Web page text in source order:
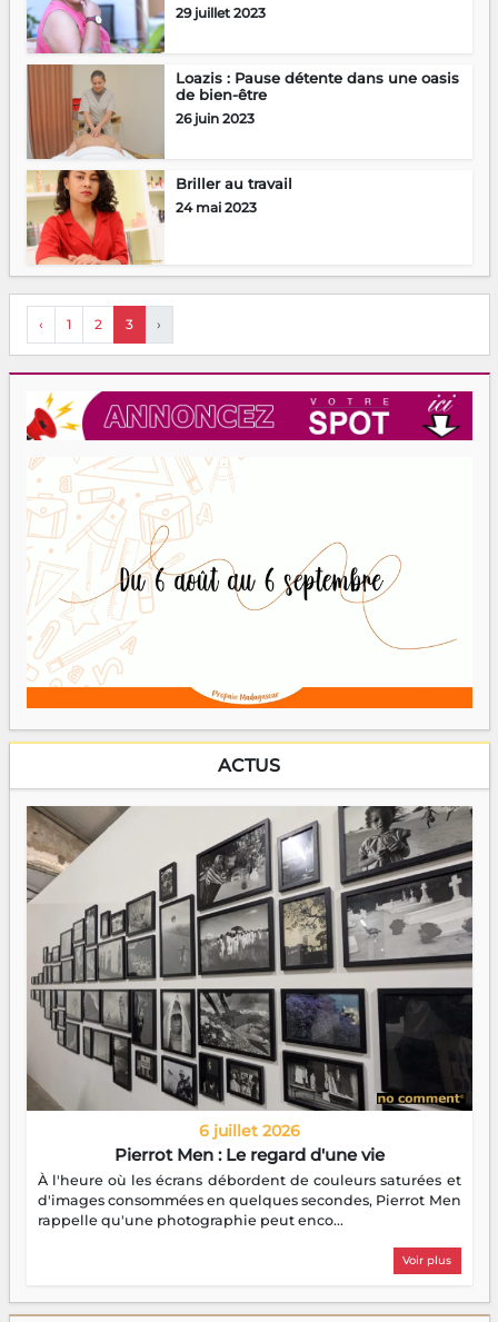
29 juillet 2023
Loazis : Pause détente dans une oasis
de bien-être
26 juin 2023
Briller au travail
24 mai 2023
‹ 1 2 3 ›
ACTUS
6 juillet 2026
Pierrot Men : Le regard d'une vie
À l'heure où les écrans débordent de couleurs saturées et
d'images consommées en quelques secondes, Pierrot Men
rappelle qu'une photographie peut enco...
Voir plus